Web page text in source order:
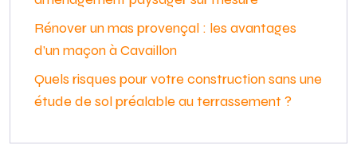
Rénover un mas provençal : les avantages
d’un maçon à Cavaillon
Quels risques pour votre construction sans une
étude de sol préalable au terrassement ?